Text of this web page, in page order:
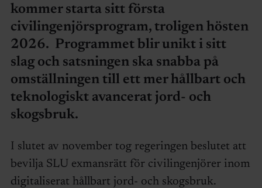
kommer starta sitt första
civilingenjörsprogram, troligen hösten
2026. Programmet blir unikt i sitt
slag och satsningen ska snabba på
omställningen till ett mer hållbart och
teknologiskt avancerat jord- och
skogsbruk.
I slutet av november tog regeringen beslutet att
bevilja SLU exmansrätt för civilingenjörer inom
digitaliserat hållbart jord- och skogsbruk.